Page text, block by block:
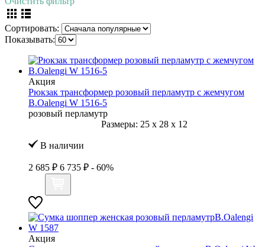
Сортировать:
Показывать:
Акция
Рюкзак трансформер розовый перламутр с жемчугом
B.Oalengi W 1516-5
розовый перламутр
Размеры: 25 x 28 x 12
В наличии
2 685 ₽ 6 735 ₽ - 60%
Акция